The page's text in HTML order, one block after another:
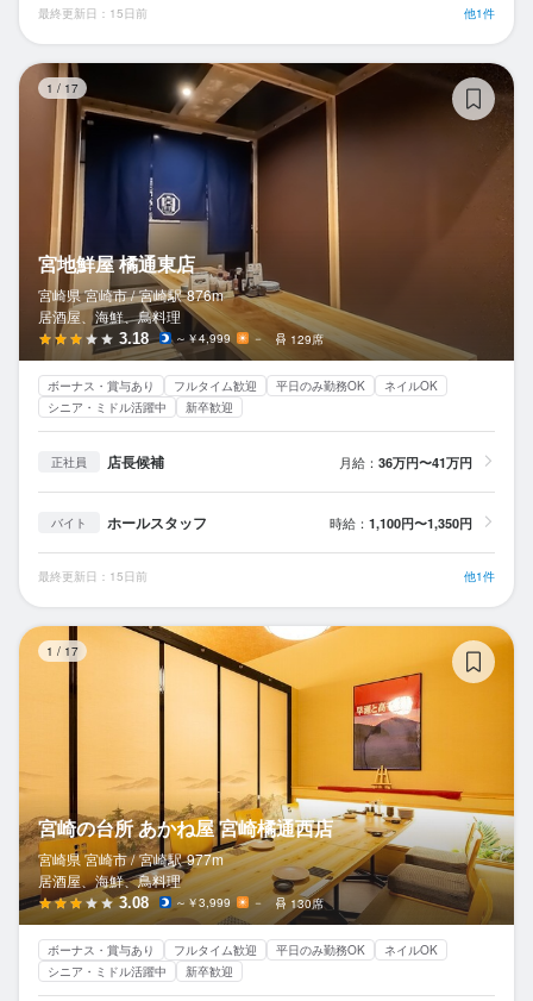
最終更新日：15日前 他1件
1 / 17
宮地鮮屋 橘通東店
宮崎県 宮崎市 / 宮崎駅 876m
居酒屋、海鮮、鳥料理
3.18 ～￥4,999 － 129席
ボーナス・賞与あり フルタイム歓迎 平日のみ勤務OK
ネイルOK
シニア・ミドル活躍中
新卒歓迎
正社員 店長候補 月給： 36万円〜41万円
バイト ホールスタッフ 時給： 1,100円〜1,350円
最終更新日：15日前 他1件
1 / 17
宮崎の台所 あかね屋 宮崎橘通西店
宮崎県 宮崎市 / 宮崎駅 977m
居酒屋、海鮮、鳥料理
3.08 ～￥3,999 － 130席
ボーナス・賞与あり フルタイム歓迎 平日のみ勤務OK
ネイルOK
シニア・ミドル活躍中
新卒歓迎